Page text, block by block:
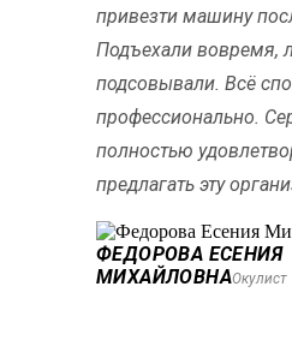
привезти машину
Подъехали вовремя,
подсовывали. Всё
профессионально.
полностью
предлагать эту
ФЕДОРОВА ЕСЕНИЯ
МИХАЙЛОВНАОкулист